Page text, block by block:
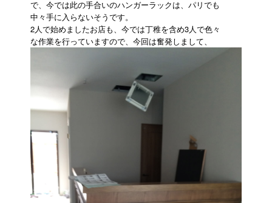
で、今では此の手合いのハンガーラックは、パリでも
中々手に入らないそうです。
2人で始めましたお店も、今では丁稚を含め3人で色々
な作業を行っていますので、今回は奮発しまして、